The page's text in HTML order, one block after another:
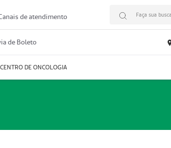
de atendimento Faça sua
de Boleto
DE ONCOLOGIA